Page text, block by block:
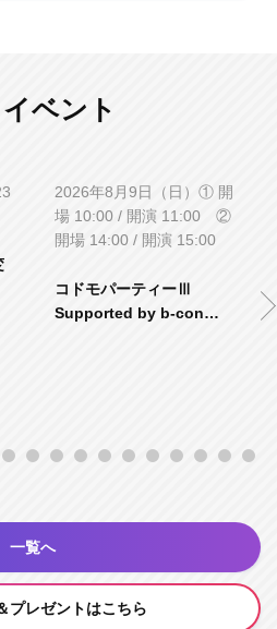
イベント
2026年8月9日（日）① 開
場 10:00 / 開演 11:00 ②
開場 14:00 / 開演 15:00
コドモパーティーⅢ
Supported by b-con
一覧へ
プレゼントはこちら